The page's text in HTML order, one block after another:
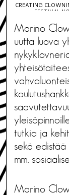
CREATING
FESTIVAL
Marino
uutta luova
tutkia ja
sekä
mm.
Marino